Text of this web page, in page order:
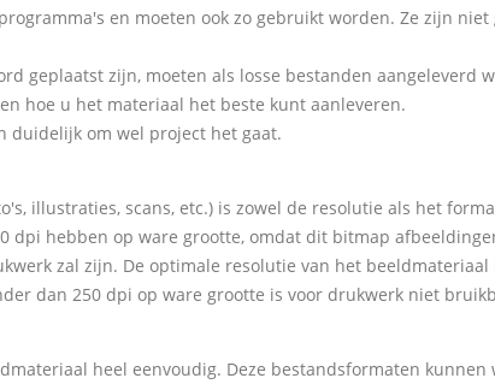
en moeten ook zo gebruikt worden. Ze zijn
geplaatst zijn, moeten als losse bestanden aangeleverd
hoe u het materiaal het beste kunt aanleveren.
duidelijk om wel project het gaat.
illustraties, scans, etc.) is zowel de resolutie als het
dpi hebben op ware grootte, omdat dit bitmap
zal zijn. De optimale resolutie van het
dan 250 dpi op ware grootte is voor drukwerk niet
heel eenvoudig. Deze bestandsformaten